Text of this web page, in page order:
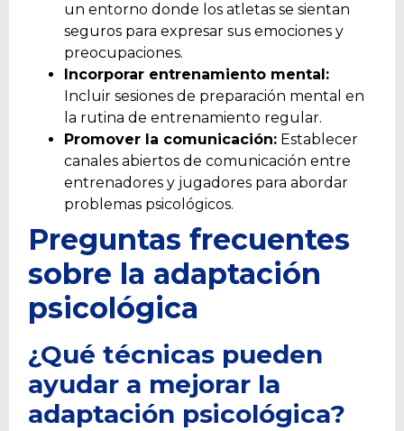
un entorno donde los atletas se sientan
seguros para expresar sus emociones y
preocupaciones.
Incorporar entrenamiento mental:
Incluir sesiones de preparación mental en
la rutina de entrenamiento regular.
Promover la comunicación: Establecer
canales abiertos de comunicación entre
entrenadores y jugadores para abordar
problemas psicológicos.
Preguntas frecuentes
sobre la adaptación
psicológica
¿Qué técnicas pueden
ayudar a mejorar la
adaptación psicológica?